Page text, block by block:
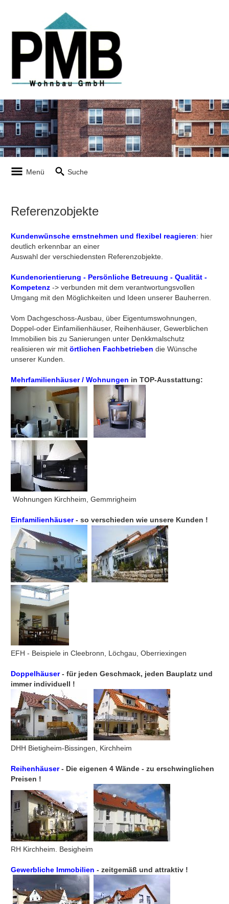
Menü Suche
Referenzobjekte
Kundenwünsche ernstnehmen und flexibel reagieren: hier
deutlich erkennbar an einer
Auswahl der verschiedensten Referenzobjekte.
Kundenorientierung - Persönliche Betreuung - Qualität -
Kompetenz -> verbunden mit dem verantwortungsvollen
Umgang mit den Möglichkeiten und Ideen unserer Bauherren.
Vom Dachgeschoss-Ausbau, über Eigentumswohnungen,
Doppel-oder Einfamilienhäuser, Reihenhäuser, Gewerblichen
Immobilien bis zu Sanierungen unter Denkkmalschutz
realisieren wir mit örtlichen Fachbetrieben die Wünsche
unserer Kunden.
Mehrfamilienhäuser / Wohnungen in TOP-Ausstattung:
Wohnungen Kirchheim, Gemmrigheim
Einfamilienhäuser - so verschieden wie unsere Kunden !
EFH - Beispiele in Cleebronn, Löchgau, Oberriexingen
Doppelhäuser - für jeden Geschmack, jeden Bauplatz und
immer individuell !
DHH Bietigheim-Bissingen, Kirchheim
Reihenhäuser - Die eigenen 4 Wände - zu erschwinglichen
Preisen !
RH Kirchheim. Besigheim
Gewerbliche Immobilien - zeitgemäß und attraktiv !